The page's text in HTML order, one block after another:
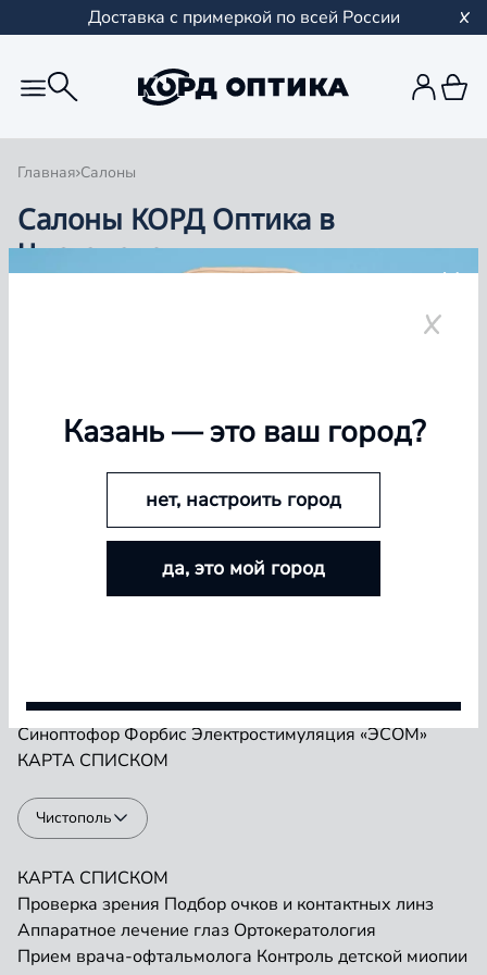
Доставка с примеркой по всей России
Главная Салоны
Салоны КОРД Оптика в
Чистополе
салонов в Казани и Республике Татарстан, Самаре,
Аппаратное лечение глаз Ортокератология
Прием врача-офтальмологаКонтроль детской миопии
Магнитотерапия «АМО-АТОС»Макулотестер
СиноптофорФорбисЭлектростимуляция «ЭСОМ»
КАРТА СПИСКОМ
Чистополь
КАРТА СПИСКОМ
Проверка зрения Подбор очков и контактных линз
Аппаратное лечение глаз Ортокератология
Прием врача-офтальмолога Контроль детской миопии
БОЛЬШЕ ЛИНЗ — БОЛЬШЕ СКИДКА
Покупайте контактные линзы Airway и увеличивайте
размер скидки — от 5% до 15%
Казань— это ваш город?
нет, настроить город
да, это мой город